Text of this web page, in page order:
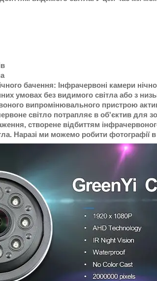
бачення: Інфрачервоні камери
умовах без видимого світла або з
випромінювального пристрою
світло потрапляє в об'єктив для
створене відбиттям
Наразі ми можемо робити